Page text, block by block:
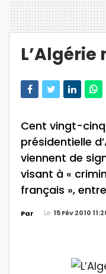
Cent vingt-cinq
présidentielle
viennent de
visant à «
français »,
Par Le 15 Fév 2010